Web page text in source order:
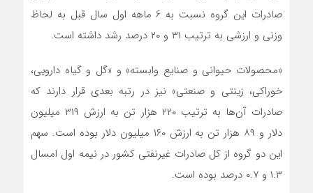
صادرات این گروه نسبت به 6 ماهه اول سال قبل به لحاظ
وزنی و ارزشی به ترتیب ۳۱ و ۲۰ درصد رشد داشته است.
«محصولات حیوانی و صنایع وابسته» و «گل و گیاه دارویی،
خوراکی، زینتی و صنعتی» نیز در رتبه بعدی قرار دارند که
صادرات آن‌ها به ترتیب ۲۲۰ هزار تن به ارزش ۳۱۹ میلیون
دلار و ۸۹ هزار تن به ارزش ۱۶۰ میلیون دلار بوده است. سهم
این دو گروه از کل صادرات غیرنفتی کشور در نیمه اول امسال
۱.۳ و ۰.۷ درصد بوده است.